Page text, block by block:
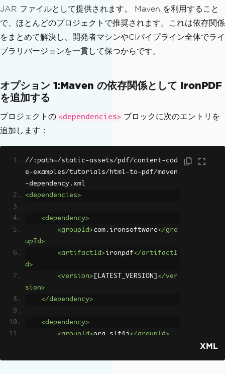
JAR ファイルとして提供されます。 Maven を利用すること
で、ほとんどのプロジェクトで推奨されます。これは依存関係
をまとめて解決し、開発者マシンやCIパイプライン全体でライ
ブラリバージョンを一貫して保つからです。
オプション 1:Maven の依存関係として IronPDF
を追加する
プロジェクトの <dependencies> ブロックに次のエントリを
追加します：
//:path=/static-assets/pdf/content-cod
e-examples/tutorials/html-to-pdf/maven
-dependency.xml
<dependencies>
<dependency>
<groupId>com.ironsoftware</gro
upId>
<artifactId>ironpdf</artifactI
d>
<version> [LATEST_VERSION] </ver
sion>
</dependency>
<dependency>
<groupId>org.slf4j</groupId>
XML